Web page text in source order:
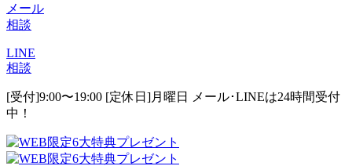
メール
相談
LINE
相談
[受付]9:00〜19:00 [定休日]月曜日
メール･LINEは24時間受付
中！